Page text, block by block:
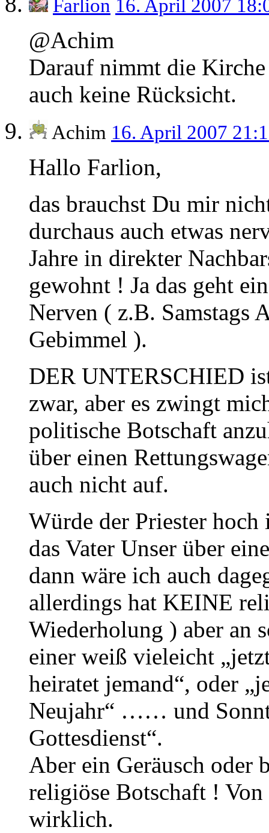
Farlion 16. April 2007
@Achim
Darauf nimmt die
auch keine Rücksicht.
Achim 16. April 2007
Hallo Farlion,
das brauchst Du mir
durchaus auch etwas
Jahre in direkter
gewohnt ! Ja das geht
Nerven ( z.B. Samstags
Gebimmel ).
DER UNTERSCHIED
zwar, aber es zwingt
politische Botschaft
über einen
auch nicht auf.
Würde der Priester
das Vater Unser über
dann wäre ich auch
allerdings hat KEINE
Wiederholung ) aber an
einer weiß vieleicht
heiratet jemand“, oder
Neujahr“ …… und
Gottesdienst“.
Aber ein Geräusch oder
religiöse Botschaft ! Von
wirklich.